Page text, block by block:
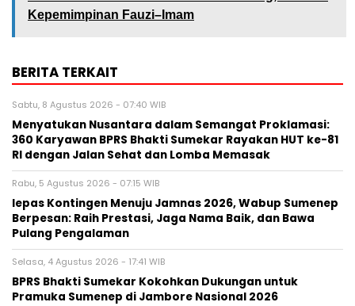
Kepemimpinan Fauzi–Imam
BERITA TERKAIT
Sabtu, 8 Agustus 2026 - 07:40 WIB
Menyatukan Nusantara dalam Semangat Proklamasi:
360 Karyawan BPRS Bhakti Sumekar Rayakan HUT ke-81
RI dengan Jalan Sehat dan Lomba Memasak
Rabu, 5 Agustus 2026 - 07:15 WIB
lepas Kontingen Menuju Jamnas 2026, Wabup Sumenep
Berpesan: Raih Prestasi, Jaga Nama Baik, dan Bawa
Pulang Pengalaman
Selasa, 4 Agustus 2026 - 17:41 WIB
BPRS Bhakti Sumekar Kokohkan Dukungan untuk
Pramuka Sumenep di Jambore Nasional 2026